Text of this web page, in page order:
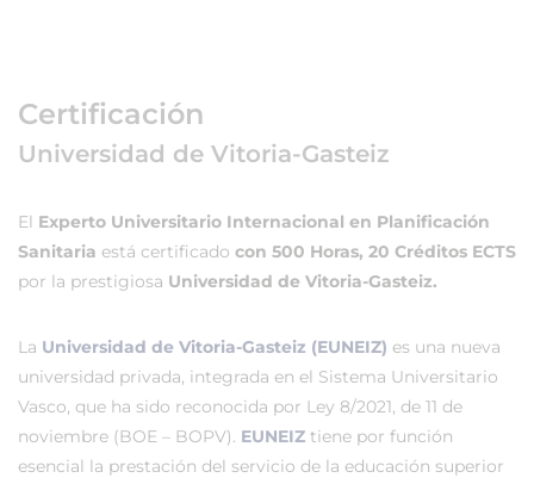
Certificación
Universidad de Vitoria-Gasteiz
El Experto Universitario Internacional en Planificación
Sanitaria está certificado con 500 Horas, 20 Créditos ECTS
por la prestigiosa Universidad de Vitoria-Gasteiz.
La Universidad de Vitoria-Gasteiz (EUNEIZ) es una nueva
universidad privada, integrada en el Sistema Universitario
Vasco, que ha sido reconocida por Ley 8/2021, de 11 de
noviembre (BOE – BOPV). EUNEIZ tiene por función
esencial la prestación del servicio de la educación superior